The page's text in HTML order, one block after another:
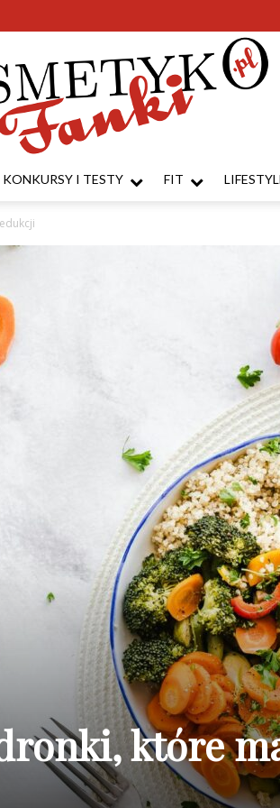
KONKURSY I TESTY FIT
które